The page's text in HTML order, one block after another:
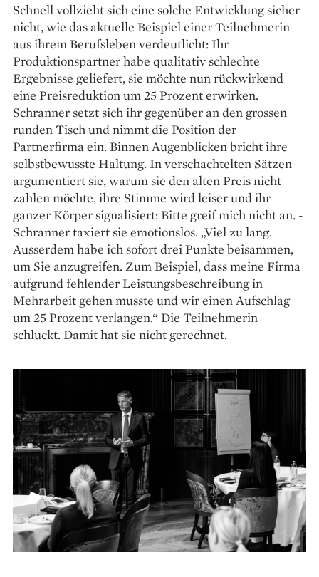
Schnell vollzieht sich eine solche Entwicklung sicher
nicht, wie das aktuelle Beispiel einer Teilnehmerin
aus ihrem Berufsleben verdeutlicht: Ihr
Produktionspartner habe qualitativ schlechte
Ergebnisse geliefert, sie möchte nun rückwirkend
eine Preisreduktion um 25 Prozent erwirken.
Schranner setzt sich ihr gegenüber an den grossen
runden Tisch und nimmt die Position der
Partnerfirma ein. Binnen Augenblicken bricht ihre
selbstbewusste Haltung. In verschachtelten Sätzen
argumentiert sie, warum sie den alten Preis nicht
zahlen möchte, ihre Stimme wird leiser und ihr
ganzer Körper signalisiert: Bitte greif mich nicht an. ­
Schranner taxiert sie emotionslos. „Viel zu lang.
Ausserdem habe ich sofort drei Punkte beisammen,
um Sie anzugreifen. Zum Beispiel, dass meine Firma
aufgrund fehlender Leistungsbeschreibung in
Mehrarbeit gehen musste und wir einen Aufschlag
um 25 Prozent verlangen.“ Die Teilnehmerin
schluckt. Damit hat sie nicht gerechnet.